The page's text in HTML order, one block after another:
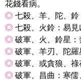
花錢看病。
◎ 七殺、羊、陀、鈴
◎ 七殺、火鈴：易見
◎ 破軍、火、鈴星：
◎ 破軍、羊刃、陀羅
◎ 破軍、或貪狼、祿
◎ 破軍、昌曲：寒儒